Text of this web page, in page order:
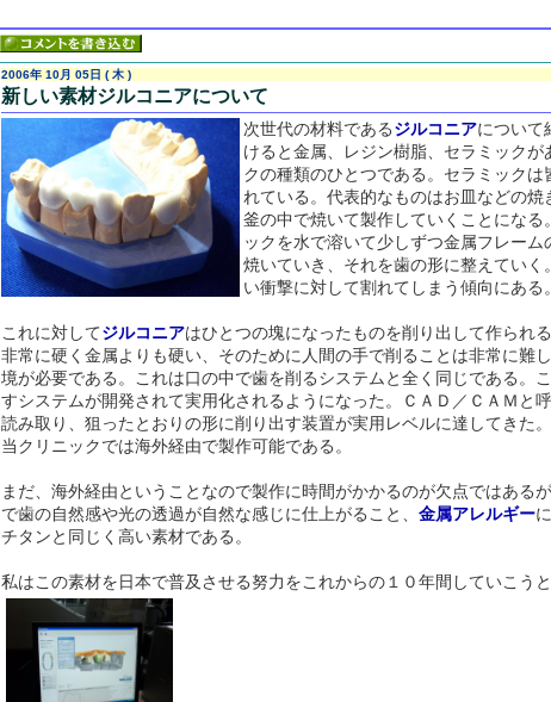
2006年 10月 05日 ( 木 )
新しい素材ジルコニアについて
次世代の材料である ジルコニアについて
けると金属、レジン樹脂、セラミックが
クの種類のひとつである。セラミック
れている。代表的なものはお皿などの
釜の中で焼いて製作していくことになる
ックを水で溶いて少しずつ金属フレー
焼いていき、それを歯の形に整えてい
い衝撃に対して割れてしまう傾向にある。
これに対してジルコニアはひとつの塊になったものを削り出して作られる
非常に硬く金属よりも硬い、そのために人間の手で削ることは非常に難し
境が必要である。これは口の中で歯を削るシステムと全く同じである。
すシステムが開発されて実用化されるようになった。ＣＡＤ／ＣＡＭと
読み取り、狙ったとおりの形に削り出す装置が実用レベルに達してきた
当クリニックでは海外経由で製作可能である。
まだ、海外経由ということなので製作に時間がかかるのが欠点ではある
で歯の自然感や光の透過が自然な感じに仕上がること、 金属アレルギー
チタンと同じく高い素材である。
私はこの素材を日本で普及させる努力をこれからの１０年間していこうと